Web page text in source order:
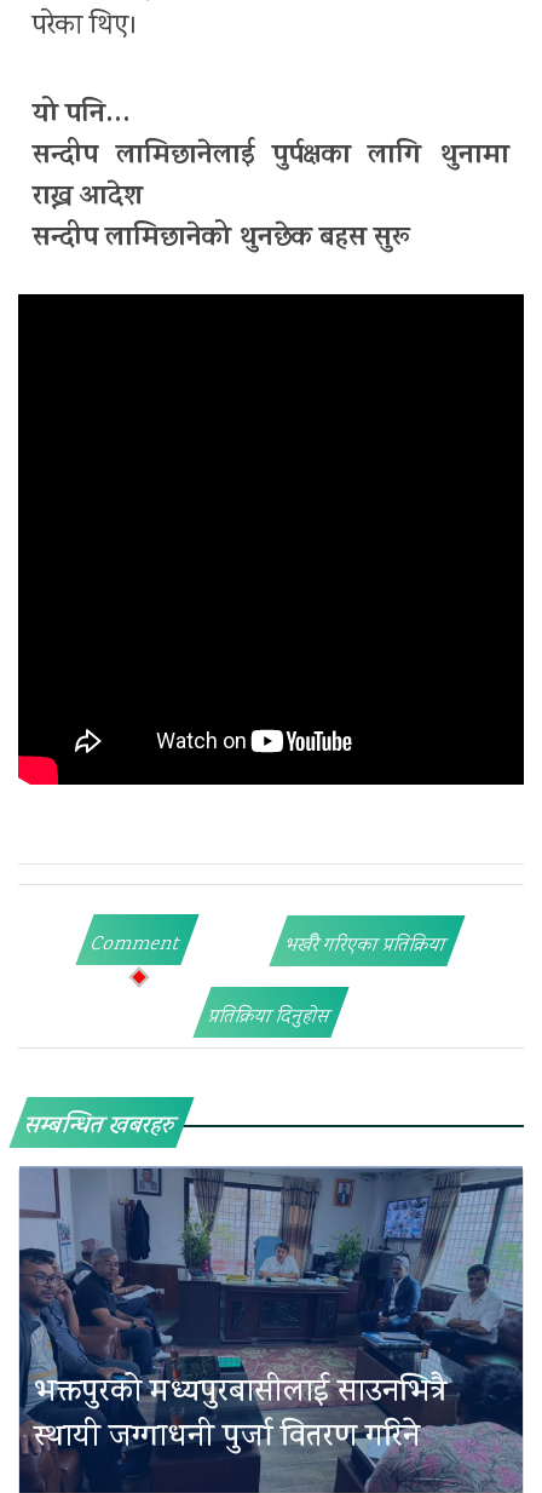
परेका थिए।
यो पनि…
सन्दीप लामिछानेलाई पुर्पक्षका लागि थुनामा
राख्न आदेश
सन्दीप लामिछानेको थुनछेक बहस सुरू
Comment भर्खरै गरिएका प्रतिक्रिया
प्रतिक्रिया दिनुहोस
सम्बन्धित खबरहरु
भक्तपुरको मध्यपुरबासीलाई साउनभित्रै
स्थायी जग्गाधनी पुर्जा वितरण गरिने